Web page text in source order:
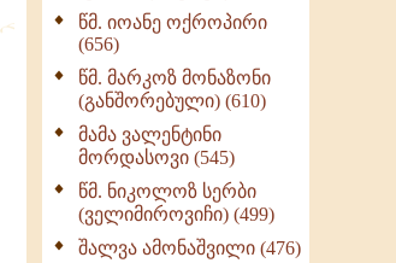
მონაზვნური
გამოცდილების
ოთხი ასეული თავი
სიყვარულის შესახებ
(259)
წმ. იოანე ოქროპირი
(656)
წმ. მარკოზ მონაზონი
(განშორებული) (610)
მამა ვალენტინი
მორდასოვი (545)
წმ. ნიკოლოზ სერბი
(ველიმიროვიჩი) (499)
შალვა ამონაშვილი (476)